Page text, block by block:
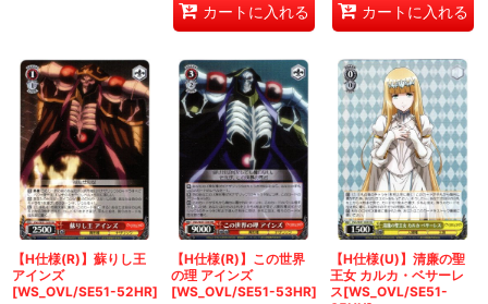
カートに入れる カートに入れる
【H仕様(R)】蘇りし王
アインズ
[WS_OVL/SE51-52HR]
【H仕様(R)】この世界
の理 アインズ
[WS_OVL/SE51-53HR]
【H仕様(U)】清廉の聖
王女 カルカ・ベサーレ
ス[WS_OVL/SE51-